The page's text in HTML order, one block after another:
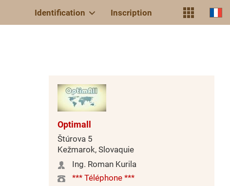
Identification Inscription
Optimall
Štúrova 5
Kežmarok, Slovaquie
Ing. Roman Kurila
*** Téléphone ***